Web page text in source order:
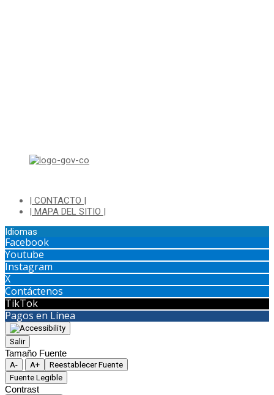
| CONTACTO |
| MAPA DEL SITIO |
Idiomas
Facebook
Youtube
Instagram
X
Contáctenos
TikTok
Pagos en Línea
Salir
Tamaño Fuente
A- A+
Reestablecer Fuente
Fuente Legible
Contrast